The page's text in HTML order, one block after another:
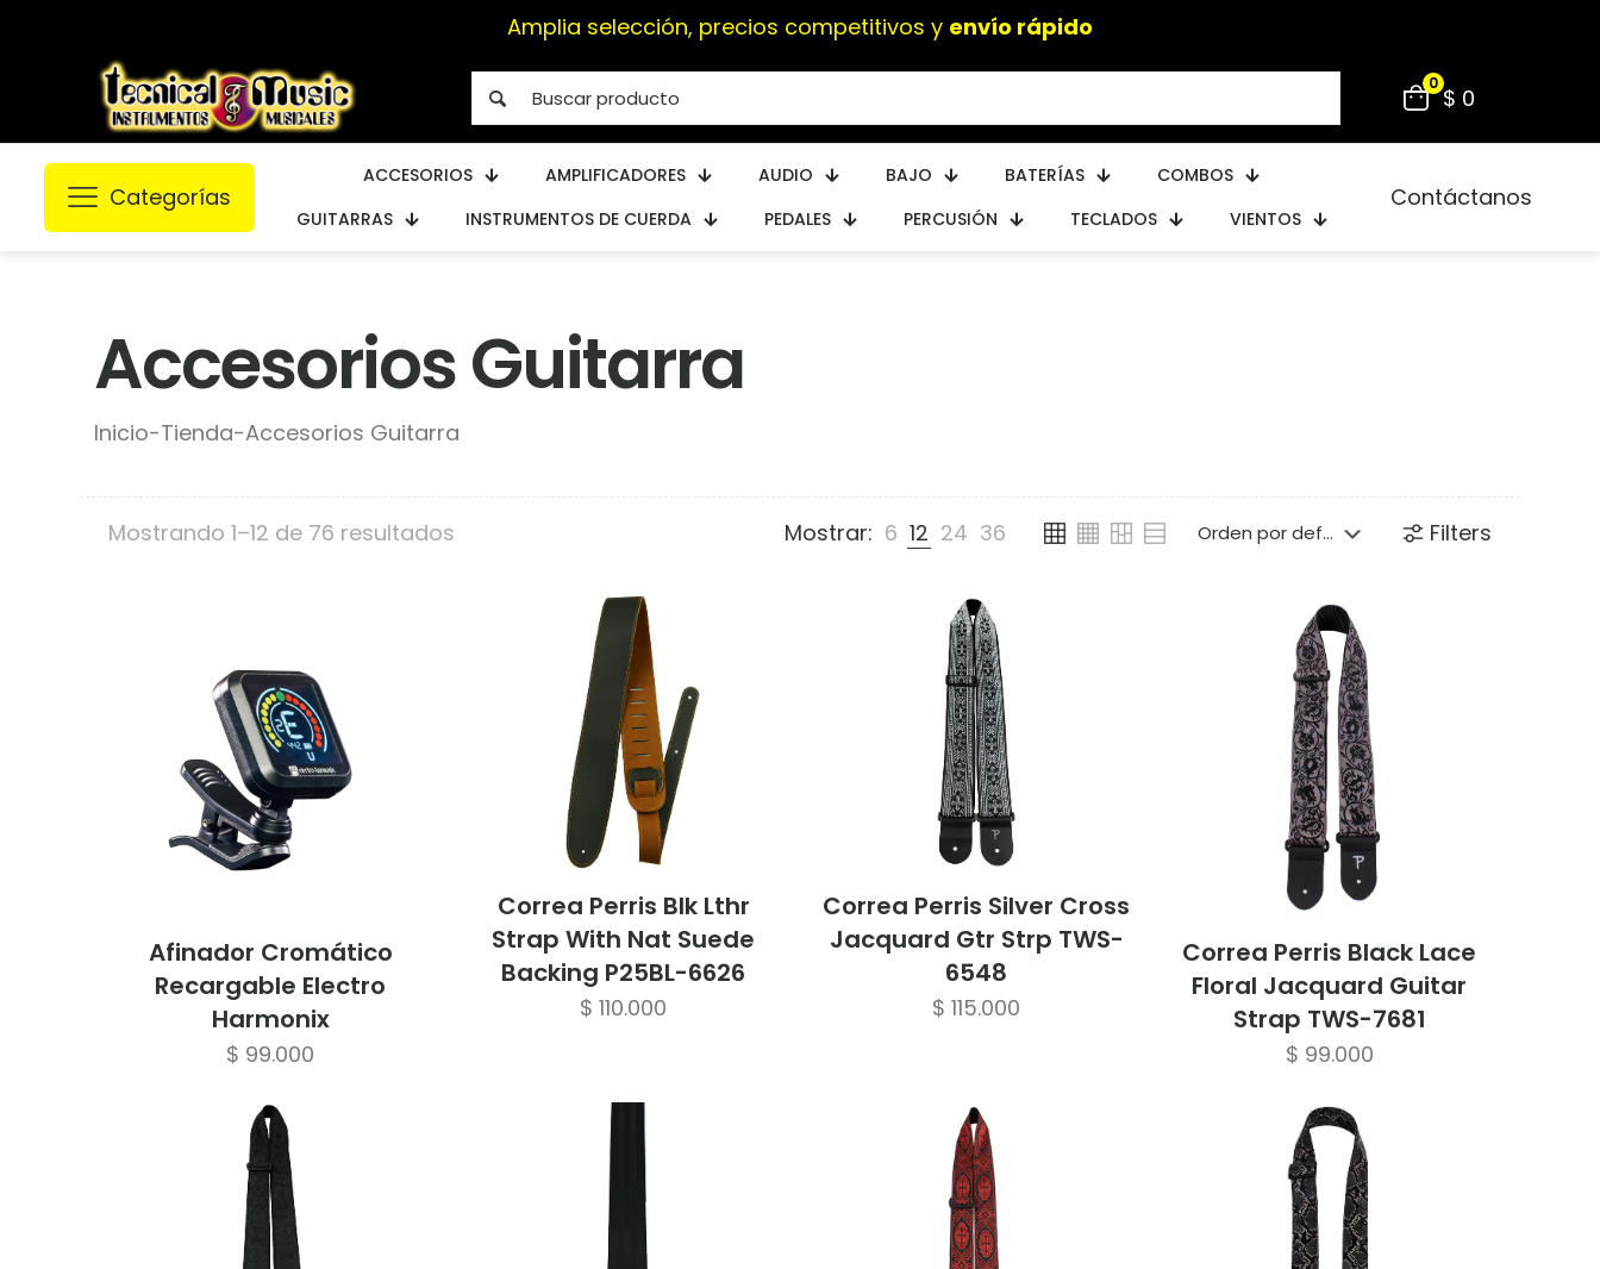
Amplia selección, precios competitivos y envío rápido
0 $ 0
Categorías
ACCESORIOS AMPLIFICADORES AUDIO BAJO BATERÍAS
COMBOS
GUITARRAS
INSTRUMENTOS DE CUERDA PEDALES PERCUSIÓN TECLADOS VIENTOS
Contáctanos
Accesorios Guitarra
Inicio-Tienda-Accesorios Guitarra
Mostrando 1–12 de 76 resultados Mostrar: 6 12 24 36 Filters
Afinador Cromático
Recargable Electro
Harmonix
$ 99.000
Correa Perris Blk Lthr
Strap With Nat Suede
Backing P25BL-6626
$ 110.000
Correa Perris Silver Cross
Jacquard Gtr Strp TWS-
6548
$ 115.000
Correa Perris Black Lace
Floral Jacquard Guitar
Strap TWS-7681
$ 99.000